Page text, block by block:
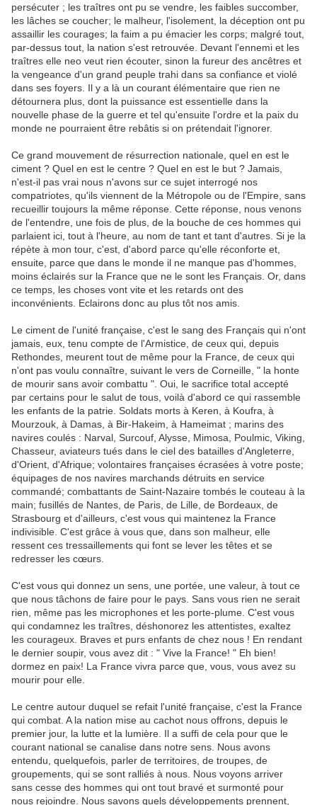
persécuter ; les traîtres ont pu se vendre, les faibles succomber,
les lâches se coucher; le malheur, l'isolement, la déception ont pu
assaillir les courages; la faim a pu émacier les corps; malgré tout,
par-dessus tout, la nation s'est retrouvée. Devant l'ennemi et les
traîtres elle neo veut rien écouter, sinon la fureur des ancêtres et
la vengeance d'un grand peuple trahi dans sa confiance et violé
dans ses foyers. Il y a là un courant élémentaire que rien ne
détournera plus, dont la puissance est essentielle dans la
nouvelle phase de la guerre et tel qu'ensuite l'ordre et la paix du
monde ne pourraient être rebâtis si on prétendait l'ignorer.
Ce grand mouvement de résurrection nationale, quel en est le
ciment ? Quel en est le centre ? Quel en est le but ? Jamais,
n'est-il pas vrai nous n'avons sur ce sujet interrogé nos
compatriotes, qu'ils viennent de la Métropole ou de l'Empire, sans
recueillir toujours la même réponse. Cette réponse, nous venons
de l'entendre, une fois de plus, de la bouche de ces hommes qui
parlaient ici, tout à l'heure, au nom de tant et tant d'autres. Si je la
répète à mon tour, c'est, d'abord parce qu'elle réconforte et,
ensuite, parce que dans le monde il ne manque pas d'hommes,
moins éclairés sur la France que ne le sont les Français. Or, dans
ce temps, les choses vont vite et les retards ont des
inconvénients. Eclairons donc au plus tôt nos amis.
Le ciment de l'unité française, c'est le sang des Français qui n'ont
jamais, eux, tenu compte de l'Armistice, de ceux qui, depuis
Rethondes, meurent tout de même pour la France, de ceux qui
n'ont pas voulu connaître, suivant le vers de Corneille, " la honte
de mourir sans avoir combattu ". Oui, le sacrifice total accepté
par certains pour le salut de tous, voilà d'abord ce qui rassemble
les enfants de la patrie. Soldats morts à Keren, à Koufra, à
Mourzouk, à Damas, à Bir-Hakeim, à Hameimat ; marins des
navires coulés : Narval, Surcouf, Alysse, Mimosa, Poulmic, Viking,
Chasseur, aviateurs tués dans le ciel des batailles d'Angleterre,
d'Orient, d'Afrique; volontaires françaises écrasées à votre poste;
équipages de nos navires marchands détruits en service
commandé; combattants de Saint-Nazaire tombés le couteau à la
main; fusillés de Nantes, de Paris, de Lille, de Bordeaux, de
Strasbourg et d'ailleurs, c'est vous qui maintenez la France
indivisible. C'est grâce à vous que, dans son malheur, elle
ressent ces tressaillements qui font se lever les têtes et se
redresser les cœurs.
C'est vous qui donnez un sens, une portée, une valeur, à tout ce
que nous tâchons de faire pour le pays. Sans vous rien ne serait
rien, même pas les microphones et les porte-plume. C'est vous
qui condamnez les traîtres, déshonorez les attentistes, exaltez
les courageux. Braves et purs enfants de chez nous ! En rendant
le dernier soupir, vous avez dit : " Vive la France! " Eh bien!
dormez en paix! La France vivra parce que, vous, vous avez su
mourir pour elle.
Le centre autour duquel se refait l'unité française, c'est la France
qui combat. A la nation mise au cachot nous offrons, depuis le
premier jour, la lutte et la lumière. Il a suffi de cela pour que le
courant national se canalise dans notre sens. Nous avons
entendu, quelquefois, parler de territoires, de troupes, de
groupements, qui se sont ralliés à nous. Nous voyons arriver
sans cesse des hommes qui ont tout bravé et surmonté pour
nous rejoindre. Nous savons quels développements prennent,